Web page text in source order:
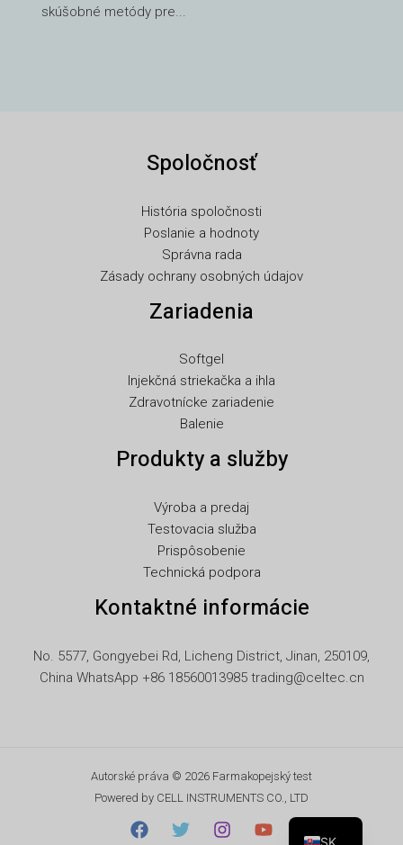
skúšobné metódy pre...
Spoločnosť
História spoločnosti
Poslanie a hodnoty
Správna rada
Zásady ochrany osobných údajov
Zariadenia
Softgel
Injekčná striekačka a ihla
Zdravotnícke zariadenie
Balenie
Produkty a služby
Výroba a predaj
Testovacia služba
Prispôsobenie
Technická podpora
Kontaktné informácie
No. 5577, Gongyebei Rd, Licheng District, Jinan, 250109,
China WhatsApp +86 18560013985 trading@celtec.cn
Autorské práva © 2026 Farmakopejský test
Powered by CELL INSTRUMENTS CO., LTD
SK
DE